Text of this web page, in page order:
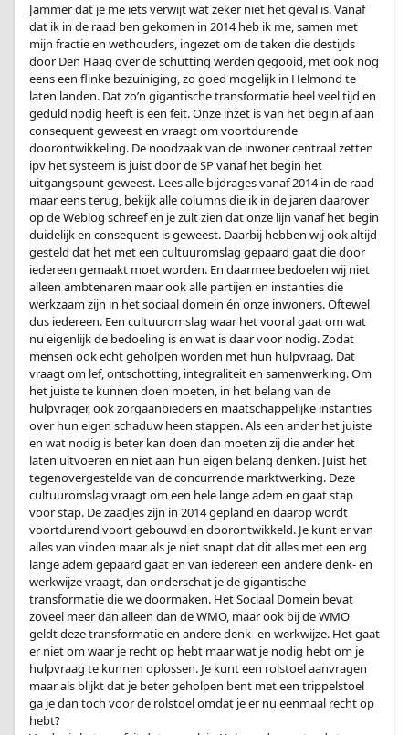
Jammer dat je me iets verwijt wat zeker niet het geval is. Vanaf
dat ik in de raad ben gekomen in 2014 heb ik me, samen met
mijn fractie en wethouders, ingezet om de taken die destijds
door Den Haag over de schutting werden gegooid, met ook nog
eens een flinke bezuiniging, zo goed mogelijk in Helmond te
laten landen. Dat zo’n gigantische transformatie heel veel tijd en
geduld nodig heeft is een feit. Onze inzet is van het begin af aan
consequent geweest en vraagt om voortdurende
doorontwikkeling. De noodzaak van de inwoner centraal zetten
ipv het systeem is juist door de SP vanaf het begin het
uitgangspunt geweest. Lees alle bijdrages vanaf 2014 in de raad
maar eens terug, bekijk alle columns die ik in de jaren daarover
op de Weblog schreef en je zult zien dat onze lijn vanaf het begin
duidelijk en consequent is geweest. Daarbij hebben wij ook altijd
gesteld dat het met een cultuuromslag gepaard gaat die door
iedereen gemaakt moet worden. En daarmee bedoelen wij niet
alleen ambtenaren maar ook alle partijen en instanties die
werkzaam zijn in het sociaal domein én onze inwoners. Oftewel
dus iedereen. Een cultuuromslag waar het vooral gaat om wat
nu eigenlijk de bedoeling is en wat is daar voor nodig. Zodat
mensen ook echt geholpen worden met hun hulpvraag. Dat
vraagt om lef, ontschotting, integraliteit en samenwerking. Om
het juiste te kunnen doen moeten, in het belang van de
hulpvrager, ook zorgaanbieders en maatschappelijke instanties
over hun eigen schaduw heen stappen. Als een ander het juiste
en wat nodig is beter kan doen dan moeten zij die ander het
laten uitvoeren en niet aan hun eigen belang denken. Juist het
tegenovergestelde van de concurrende marktwerking. Deze
cultuuromslag vraagt om een hele lange adem en gaat stap
voor stap. De zaadjes zijn in 2014 gepland en daarop wordt
voortdurend voort gebouwd en doorontwikkeld. Je kunt er van
alles van vinden maar als je niet snapt dat dit alles met een erg
lange adem gepaard gaat en van iedereen een andere denk- en
werkwijze vraagt, dan onderschat je de gigantische
transformatie die we doormaken. Het Sociaal Domein bevat
zoveel meer dan alleen dan de WMO, maar ook bij de WMO
geldt deze transformatie en andere denk- en werkwijze. Het gaat
er niet om waar je recht op hebt maar wat je nodig hebt om je
hulpvraag te kunnen oplossen. Je kunt een rolstoel aanvragen
maar als blijkt dat je beter geholpen bent met een trippelstoel
ga je dan toch voor de rolstoel omdat je er nu eenmaal recht op
hebt?